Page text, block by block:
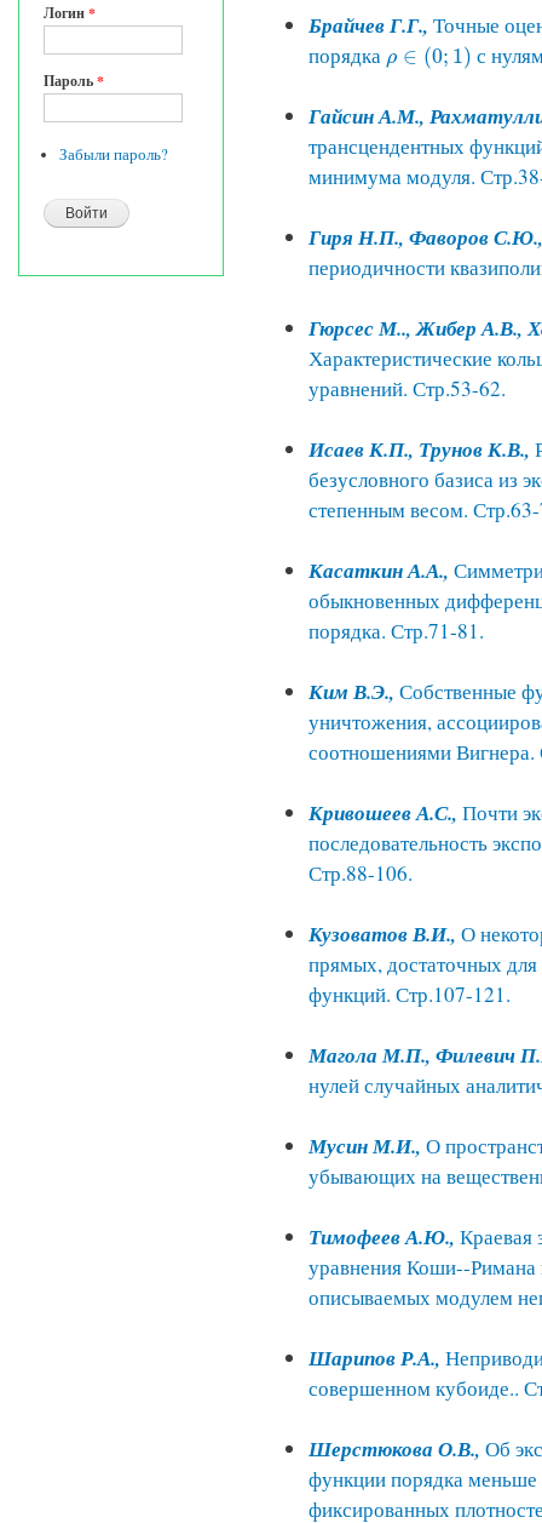
Логин*
Пароль*
Забыли пароль?
Брайчев Г.Г., Точные
порядка ρ ∈ (0; 1)
ρ ∈( 0;1) с
Гайсин А.М.,
трансцендентных
минимума модуля.
Гиря Н.П., Фаворов
периодичности
Гюрсес М.., Жибер А.В.,
Характеристические
уравнений. Стр.53-62.
Исаев К.П., Трунов К.В.,
безусловного базиса из
степенным весом.
Касаткин А.А.,
обыкновенных
порядка. Стр.71-81.
Ким В.Э., Собственные
уничтожения,
соотношениями Вигнера.
Кривошеев А.С., Почти
последовательность
Стр.88-106.
Кузоватов В.И., О
прямых, достаточных
функций. Стр.107-121.
Магола М.П., Филевич
нулей случайных
Мусин М.И., О
убывающих на
Тимофеев А.Ю., Краевая
уравнения Коши--Римана
описываемых модулем
Шарипов Р.А.,
совершенном кубоиде..
Шерстюкова О.В., Об
функции порядка
фиксированных